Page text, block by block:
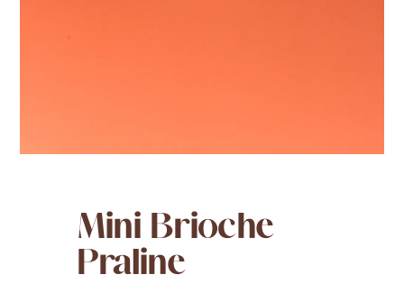
Mini Brioche
Praline